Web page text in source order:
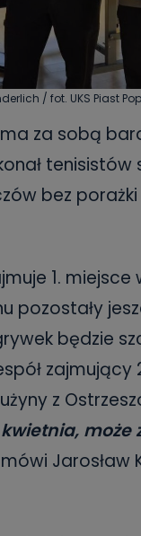
/ fot. UKS Piast
ma za sobą
bez
1.
pozostały
będzie
z
Jarosław